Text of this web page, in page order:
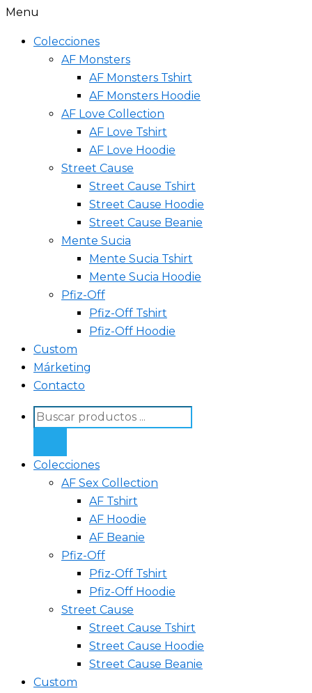
Menu
Colecciones
AF Monsters
AF Monsters Tshirt
AF Monsters Hoodie
AF Love Collection
AF Love Tshirt
AF Love Hoodie
Street Cause
Street Cause Tshirt
Street Cause Hoodie
Street Cause Beanie
Mente Sucia
Mente Sucia Tshirt
Mente Sucia Hoodie
Pfiz-Off
Pfiz-Off Tshirt
Pfiz-Off Hoodie
Custom
Márketing
Contacto
Colecciones
AF Sex Collection
AF Tshirt
AF Hoodie
AF Beanie
Pfiz-Off
Pfiz-Off Tshirt
Pfiz-Off Hoodie
Street Cause
Street Cause Tshirt
Street Cause Hoodie
Street Cause Beanie
Custom